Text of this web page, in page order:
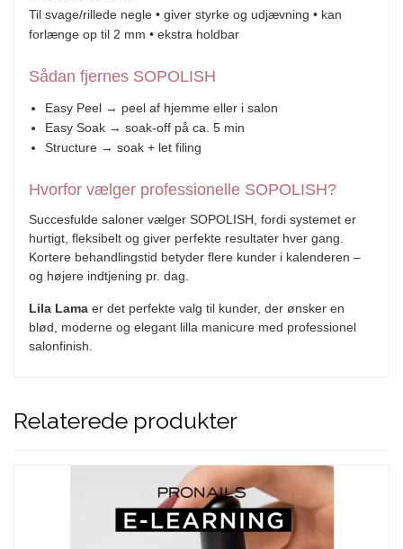
Til svage/rillede negle • giver styrke og udjævning • kan
forlænge op til 2 mm • ekstra holdbar
Sådan fjernes SOPOLISH
Easy Peel → peel af hjemme eller i salon
Easy Soak → soak-off på ca. 5 min
Structure → soak + let filing
Hvorfor vælger professionelle SOPOLISH?
Succesfulde saloner vælger SOPOLISH, fordi systemet er
hurtigt, fleksibelt og giver perfekte resultater hver gang.
Kortere behandlingstid betyder flere kunder i kalenderen –
og højere indtjening pr. dag.
Lila Lama er det perfekte valg til kunder, der ønsker en
blød, moderne og elegant lilla manicure med professionel
salonfinish.
Relaterede produkter